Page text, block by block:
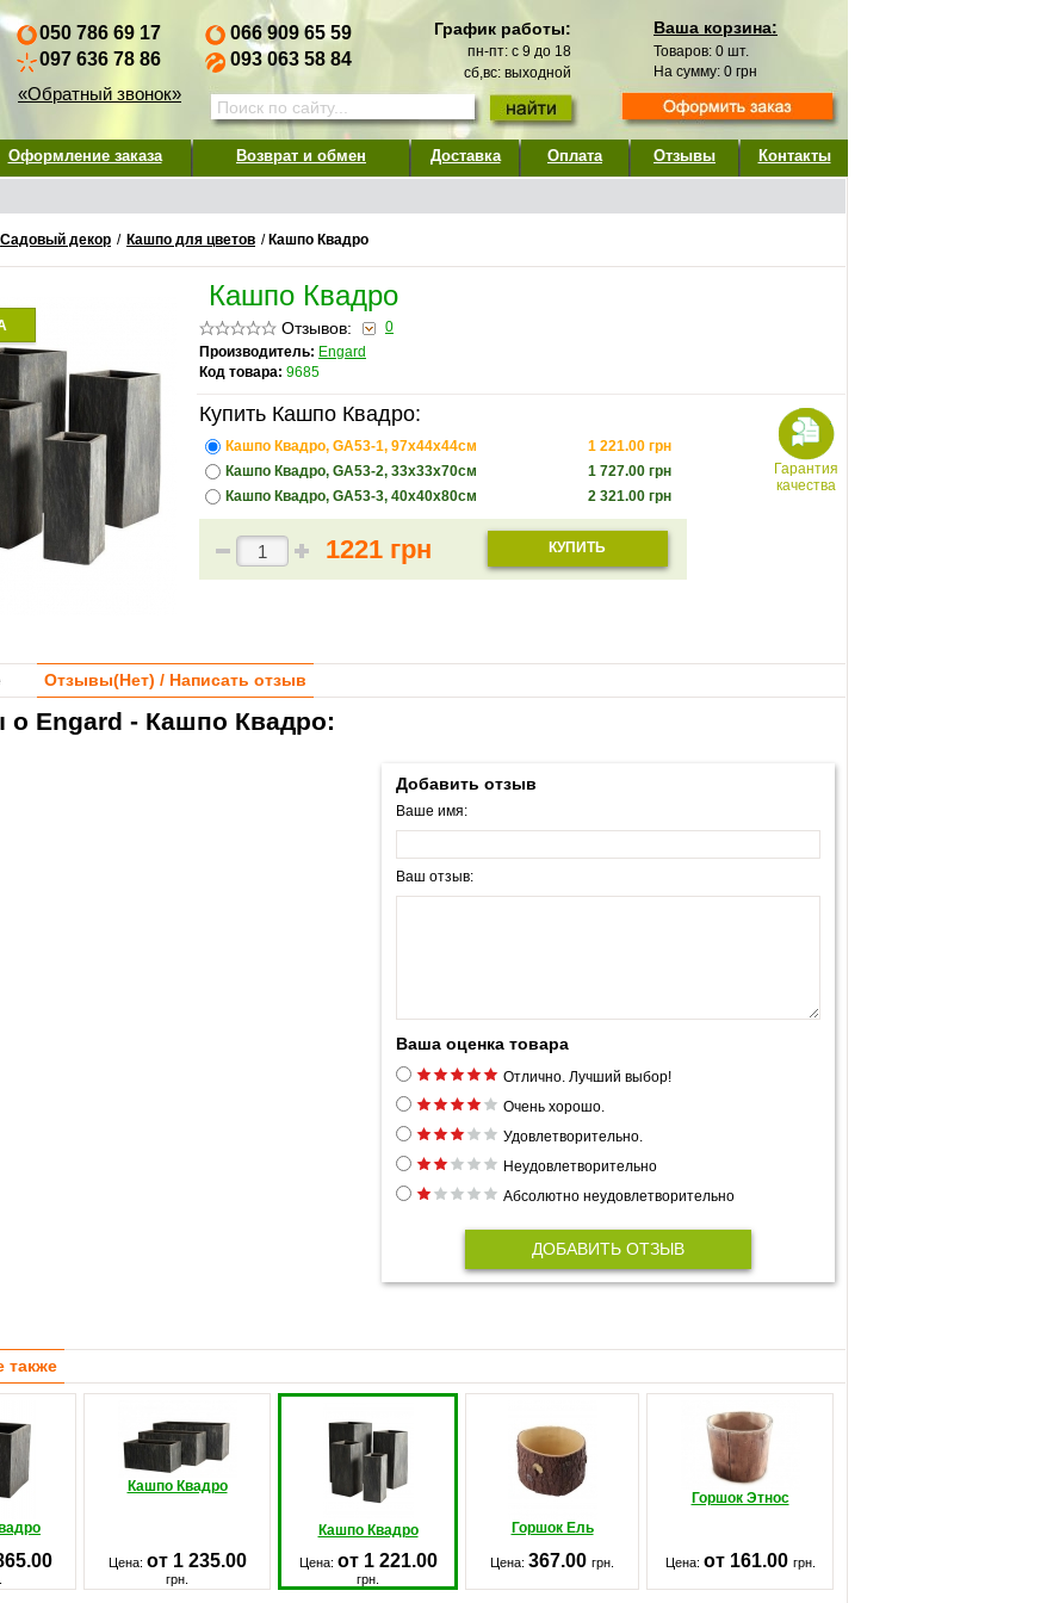
050 786 69 17
097 636 78 86
«Обратный звонок»
066 909 65 59
093 063 58 84
График работы:
пн-пт: с 9 до 18
сб,вс: выходной
Ваша корзина:
Товаров: 0 шт.
На сумму: 0 грн
Оформление заказа Возврат и обмен Доставка Оплата Отзывы Контакты
Садовый декор / Кашпо для цветов / Кашпо Квадро
Кашпо Квадро
Отзывов:
0
Производитель: Engard
Код товара: 9685
Купить Кашпо Квадро:
Кашпо Квадро, GA53-1, 97х44х44см 1 221.00 грн
Кашпо Квадро, GA53-2, 33х33х70см
1 727.00 грн
Кашпо Квадро, GA53-3, 40х40х80см
2 321.00 грн
1221 грн КУПИТЬ
Гарантия
качества
Отзывы(Нет) / Написать отзыв
Engard - Кашпо Квадро:
Добавить отзыв
Ваше имя:
Ваш отзыв:
Ваша оценка товара
Отлично. Лучший выбор!
Очень хорошо.
Удовлетворительно.
Неудовлетворительно
Абсолютно неудовлетворительно
ДОБАВИТЬ ОТЗЫВ
также
Кашпо Квадро
Кашпо Квадро Горшок Ель
Горшок Этнос
Цена: от 1 235.00
грн.
Цена: от 1 221.00
грн.
Цена: 367.00 грн. Цена: от 161.00 грн.